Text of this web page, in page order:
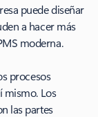
puede diseñar
a hacer más
moderna.
procesos
mismo. Los
las partes